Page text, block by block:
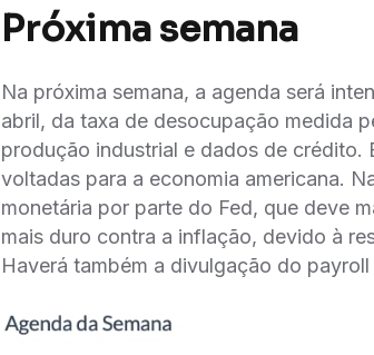
Próxima semana
Na próxima semana, a agenda será
abril, da taxa de desocupação medida
produção industrial e dados de crédito.
voltadas para a economia americana.
monetária por parte do Fed, que deve
mais duro contra a inflação, devido à
Haverá também a divulgação do payroll